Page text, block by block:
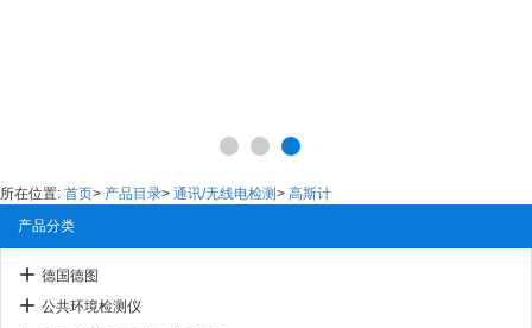
所在位置: 首页> 产品目录> 通讯/无线电检测> 高斯计
产品分类
德国德图
公共环境检测仪